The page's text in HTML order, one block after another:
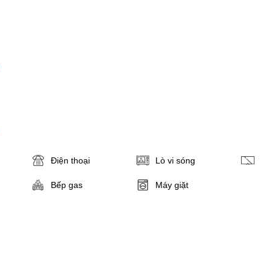
Điện thoại Lò vi sóng
Bếp gas Máy giặt